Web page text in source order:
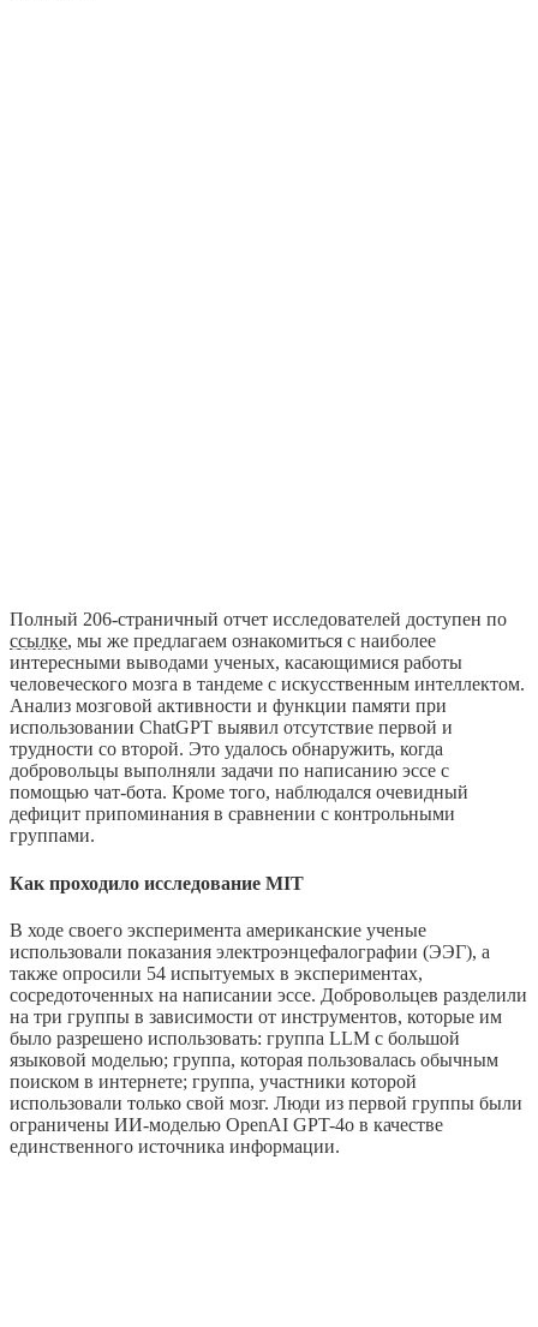
Полный 206-страничный отчет исследователей доступен по
ссылке, мы же предлагаем ознакомиться с наиболее
интересными выводами ученых, касающимися работы
человеческого мозга в тандеме с искусственным интеллектом.
Анализ мозговой активности и функции памяти при
использовании ChatGPT выявил отсутствие первой и
трудности со второй. Это удалось обнаружить, когда
добровольцы выполняли задачи по написанию эссе с
помощью чат-бота. Кроме того, наблюдался очевидный
дефицит припоминания в сравнении с контрольными
группами.
Как проходило исследование MIT
В ходе своего эксперимента американские ученые
использовали показания электроэнцефалографии (ЭЭГ), а
также опросили 54 испытуемых в экспериментах,
сосредоточенных на написании эссе. Добровольцев разделили
на три группы в зависимости от инструментов, которые им
было разрешено использовать: группа LLM с большой
языковой моделью; группа, которая пользовалась обычным
поиском в интернете; группа, участники которой
использовали только свой мозг. Люди из первой группы были
ограничены ИИ-моделью OpenAI GPT-4o в качестве
единственного источника информации.